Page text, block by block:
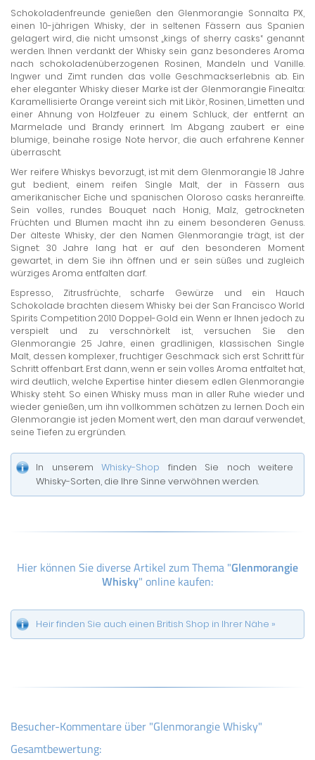
Schokoladenfreunde genießen den Glenmorangie Sonnalta PX,
einen 10-jährigen Whisky, der in seltenen Fässern aus Spanien
gelagert wird, die nicht umsonst „kings of sherry casks“ genannt
werden. Ihnen verdankt der Whisky sein ganz besonderes Aroma
nach schokoladenüberzogenen Rosinen, Mandeln und Vanille.
Ingwer und Zimt runden das volle Geschmackserlebnis ab. Ein
eher eleganter Whisky dieser Marke ist der Glenmorangie Finealta:
Karamellisierte Orange vereint sich mit Likör, Rosinen, Limetten und
einer Ahnung von Holzfeuer zu einem Schluck, der entfernt an
Marmelade und Brandy erinnert. Im Abgang zaubert er eine
blumige, beinahe rosige Note hervor, die auch erfahrene Kenner
überrascht.
Wer reifere Whiskys bevorzugt, ist mit dem Glenmorangie 18 Jahre
gut bedient, einem reifen Single Malt, der in Fässern aus
amerikanischer Eiche und spanischen Oloroso casks heranreifte.
Sein volles, rundes Bouquet nach Honig, Malz, getrockneten
Früchten und Blumen macht ihn zu einem besonderen Genuss.
Der älteste Whisky, der den Namen Glenmorangie trägt, ist der
Signet: 30 Jahre lang hat er auf den besonderen Moment
gewartet, in dem Sie ihn öffnen und er sein süßes und zugleich
würziges Aroma entfalten darf.
Espresso, Zitrusfrüchte, scharfe Gewürze und ein Hauch
Schokolade brachten diesem Whisky bei der San Francisco World
Spirits Competition 2010 Doppel-Gold ein. Wenn er Ihnen jedoch zu
verspielt und zu verschnörkelt ist, versuchen Sie den
Glenmorangie 25 Jahre, einen gradlinigen, klassischen Single
Malt, dessen komplexer, fruchtiger Geschmack sich erst Schritt für
Schritt offenbart. Erst dann, wenn er sein volles Aroma entfaltet hat,
wird deutlich, welche Expertise hinter diesem edlen Glenmorangie
Whisky steht. So einen Whisky muss man in aller Ruhe wieder und
wieder genießen, um ihn vollkommen schätzen zu lernen. Doch ein
Glenmorangie ist jeden Moment wert, den man darauf verwendet,
seine Tiefen zu ergründen.
In unserem Whisky-Shop finden Sie noch weitere
Whisky-Sorten, die Ihre Sinne verwöhnen werden.
Hier können Sie diverse Artikel zum Thema "Glenmorangie
Whisky" online kaufen:
Heir finden Sie auch einen British Shop in Ihrer Nähe »
Besucher-Kommentare über "Glenmorangie Whisky"
Gesamtbewertung: